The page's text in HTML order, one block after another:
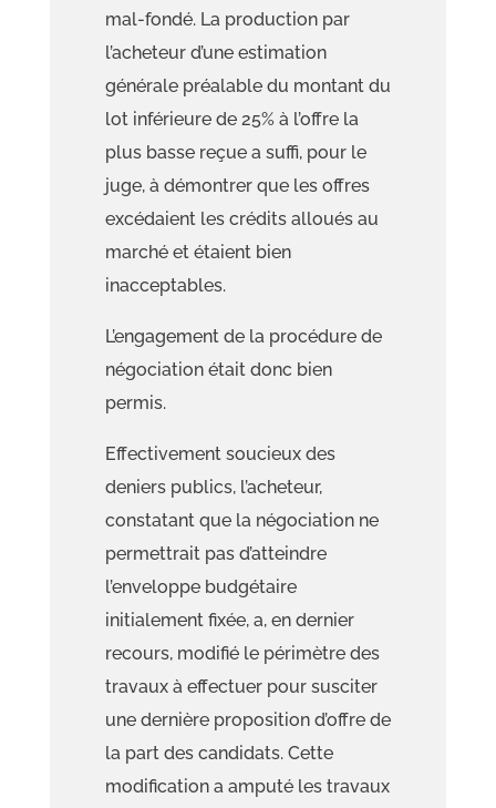
mal-fondé. La production par
l’acheteur d’une estimation
générale préalable du montant du
lot inférieure de 25% à l’offre la
plus basse reçue a suffi, pour le
juge, à démontrer que les offres
excédaient les crédits alloués au
marché et étaient bien
inacceptables.
L’engagement de la procédure de
négociation était donc bien
permis.
Effectivement soucieux des
deniers publics, l’acheteur,
constatant que la négociation ne
permettrait pas d’atteindre
l’enveloppe budgétaire
initialement fixée, a, en dernier
recours, modifié le périmètre des
travaux à effectuer pour susciter
une dernière proposition d’offre de
la part des candidats. Cette
modification a amputé les travaux